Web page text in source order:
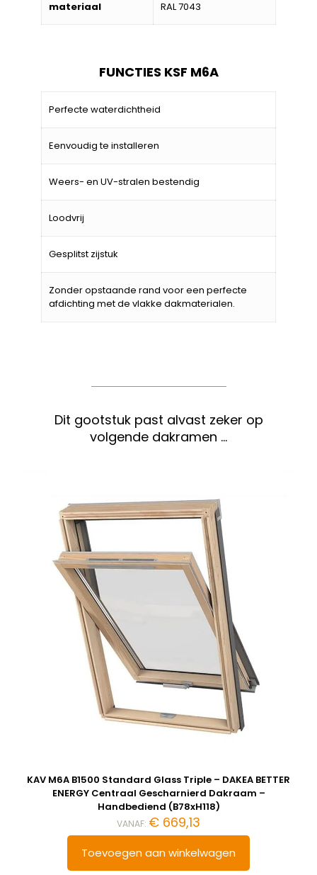
materiaal RAL 7043
FUNCTIES KSF M6A
Perfecte waterdichtheid
Eenvoudig te installeren
Weers- en UV-stralen bestendig
Loodvrij
Gesplitst zijstuk
Zonder opstaande rand voor een perfecte
afdichting met de vlakke dakmaterialen.
Dit gootstuk past alvast zeker op
volgende dakramen …
KAV M6A B1500 Standard Glass Triple – DAKEA BETTER
ENERGY Centraal Gescharnierd Dakraam –
Handbediend (B78xH118)
VANAF: € 669,13
Toevoegen aan winkelwagen